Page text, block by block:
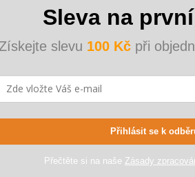
vitrína přístěnná, kř. dveře | TEFCOLD
Kč bez DPH
017 Kč
Sleva na
Získejte slevu 100 Kčpři
Přihlásit se k
Přečtěte si na naše Zásady